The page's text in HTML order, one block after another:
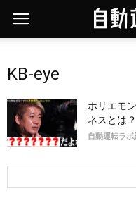
KB-eye
ホリエモ
ネスとは？
自動運転ラ